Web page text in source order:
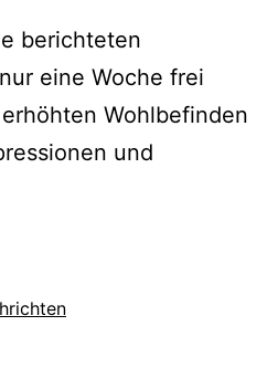
berichteten
eine Woche frei
Wohlbefinden
und